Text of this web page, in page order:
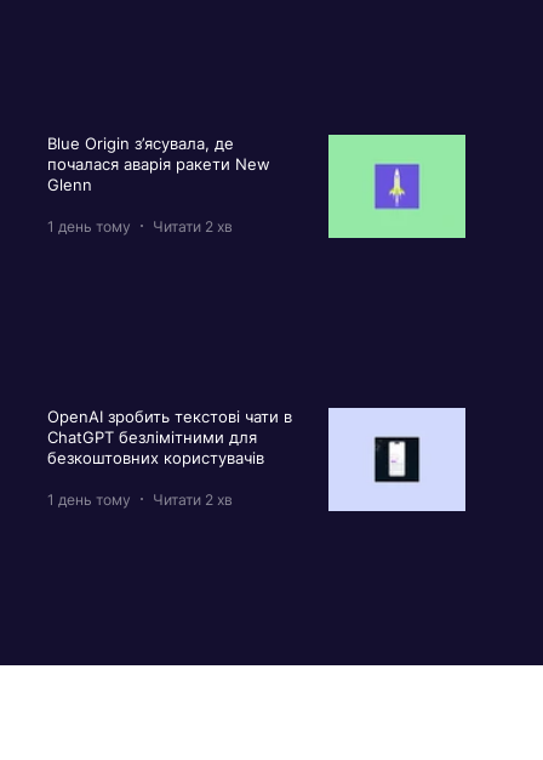
Blue Origin з’ясувала, де
почалася аварія ракети New
Glenn
1 день тому Читати 2 хв
OpenAI зробить текстові чати в
ChatGPT безлімітними для
безкоштовних користувачів
1 день тому Читати 2 хв